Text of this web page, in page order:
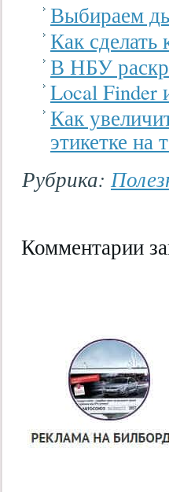
Выбираем
Как сделать
В НБУ
Local Finder
Как
этикетке на
Рубрика:
Комментарии